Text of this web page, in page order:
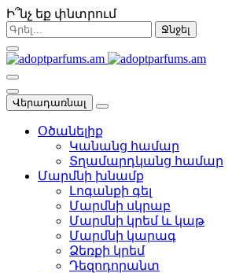
Ի՞նչ եք փնտրում
Ջնջել
Վերադառնալ
Օծանելիք
Կանանց համար
Տղամարդկանց համար
Մարմնի խնամք
Լոգանքի գել
Մարմնի սկրաբ
Մարմնի կրեմ և կաթ
Մարմնի կարագ
Ձեռքի կրեմ
Դեզոդորանտ